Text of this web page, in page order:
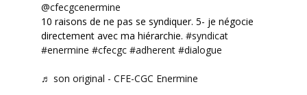
@cfecgcenermine
10 raisons de ne pas se syndiquer. 5- je négocie
directement avec ma hiérarchie. #syndicat
#enermine #cfecgc #adherent #dialogue
♬ son original - CFE-CGC Enermine